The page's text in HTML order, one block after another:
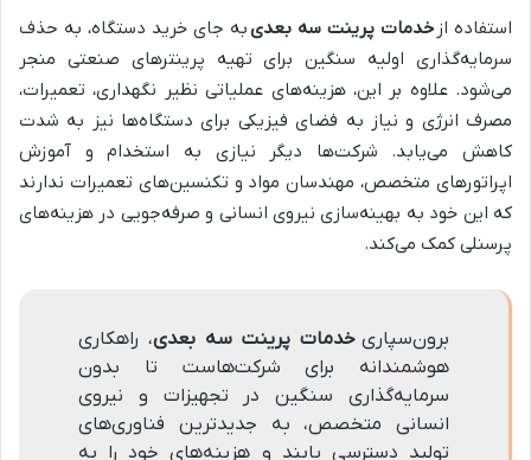
استفاده از خدمات پرینت سه بعدیبه جای خرید دستگاه، به حذف
سرمایه‌گذاری اولیه سنگین برای تهیه پرینترهای صنعتی منجر
می‌شود. علاوه بر این، هزینه‌های عملیاتی نظیر نگهداری، تعمیرات،
مصرف انرژی و نیاز به فضای فیزیکی برای دستگاه‌ها نیز به شدت
کاهش می‌یابد. شرکت‌ها دیگر نیازی به استخدام و آموزش
اپراتورهای متخصص، مهندسان مواد و تکنسین‌های تعمیرات ندارند
که این خود به بهینه‌سازی نیروی انسانی و صرفه‌جویی در هزینه‌های
پرسنلی کمک می‌کند.
برون‌سپاری خدمات پرینت سه بعدی، راهکاری
هوشمندانه برای شرکت‌هاست تا بدون
سرمایه‌گذاری سنگین در تجهیزات و نیروی
انسانی متخصص، به جدیدترین فناوری‌های
تولید دسترسی یابند و هزینه‌های خود را به